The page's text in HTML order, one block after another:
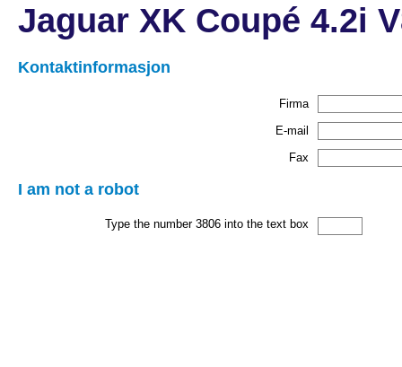
Jaguar XK Coupé 4.2i
Kontaktinformasjon
Firma
E-mail
Fax
I am not a robot
Type the number 3806 into the text box